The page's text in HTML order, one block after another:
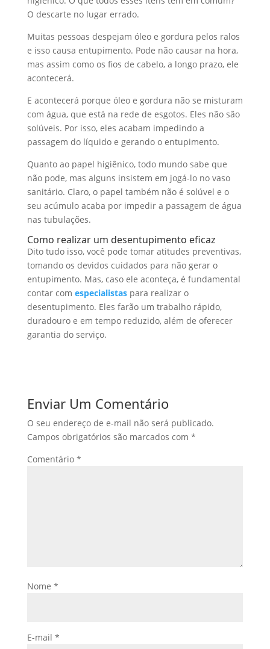
O descarte no lugar errado.
Muitas pessoas despejam óleo e gordura pelos ralos
e isso causa entupimento. Pode não causar na hora,
mas assim como os fios de cabelo, a longo prazo, ele
acontecerá.
E acontecerá porque óleo e gordura não se misturam
com água, que está na rede de esgotos. Eles não são
solúveis. Por isso, eles acabam impedindo a
passagem do líquido e gerando o entupimento.
Quanto ao papel higiênico, todo mundo sabe que
não pode, mas alguns insistem em jogá-lo no vaso
sanitário. Claro, o papel também não é solúvel e o
seu acúmulo acaba por impedir a passagem de água
nas tubulações.
Como realizar um desentupimento eficaz
Dito tudo isso, você pode tomar atitudes preventivas,
tomando os devidos cuidados para não gerar o
entupimento. Mas, caso ele aconteça, é fundamental
contar com especialistaspara realizar o
desentupimento. Eles farão um trabalho rápido,
duradouro e em tempo reduzido, além de oferecer
garantia do serviço.
Enviar Um Comentário
O seu endereço de e-mail não será publicado.
Campos obrigatórios são marcados com *
Comentário *
Nome *
E-mail *